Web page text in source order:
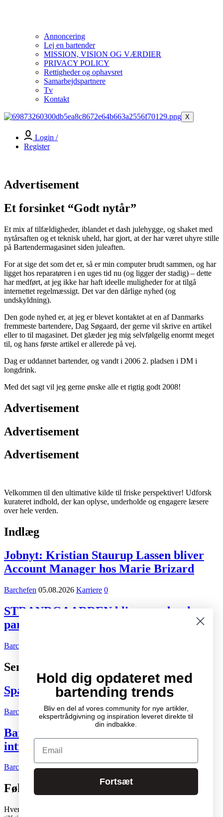
Annoncering
Lej en bartender
MISSION, VISION OG VÆRDIER
PRIVACY POLICY
Rettigheder og ophavsret
Samarbejdspartnere
Tv
Kontakt
X
Login /
Register
Advertisement
Et forsinket “Godt nytår”
Et mix af tilfældigheder, iblandet et dash julehygge, og shaket med
nytårsaften og et teknisk uheld, har gjort, at der har været uhyre stille
på Bartendermagasinet siden juleaften.
For at sige det som det er, så er min computer brudt sammen, og har
ligget hos reparatøren i en uges tid nu (og ligger der stadig) – dette
har medført, at jeg ikke har haft ideelle muligheder for at tilgå
internettet regelmæssigt. Det var den dårlige nyhed (og
undskyldning).
Den gode nyhed er, at jeg er blevet kontaktet at en af Danmarks
fremmeste bartendere, Dag Søgaard, der gerne vil skrive en artikel
eller to til magasinet. Det glæder jeg mig selvfølgelig enormt meget
til, og hans første artikel er allerede på vej.
Dag er uddannet bartender, og vandt i 2006 2. pladsen i DM i
longdrink.
Med det sagt vil jeg gerne ønske alle et rigtig godt 2008!
Advertisement
Advertisement
Advertisement
Velkommen til den ultimative kilde til friske perspektiver! Udforsk
kurateret indhold, der kan oplyse, underholde og engagere læsere
over hele verden.
Indlæg
Jobnyt: Kristian Staurup Lassen bliver
Account Manager hos Marie Brizard
Barchefen 05.08.2026 Karriere 0
STRANDGAARDEN bliver ny dansk
partner for Tiger Beer og Desperados
Barchefen
Seneste indlæg
Spændende cocktail- og drinksbøger
Barchefen 04.10.2007 Litteratur 2
Bartenderens grundbog – Den ultimative
introduktion til cocktailkunsten
Barchefen 04.05.2015Litteratur 0
Følg os
Hver skabelon i vores stadigt voksende studiobibliotek kan nemt
Hold dig opdateret med
bartending trends
Bliv en del af vores community for nye artikler,
ekspertrådgivning og inspiration leveret direkte til
din indbakke.
Email
Fortsæt